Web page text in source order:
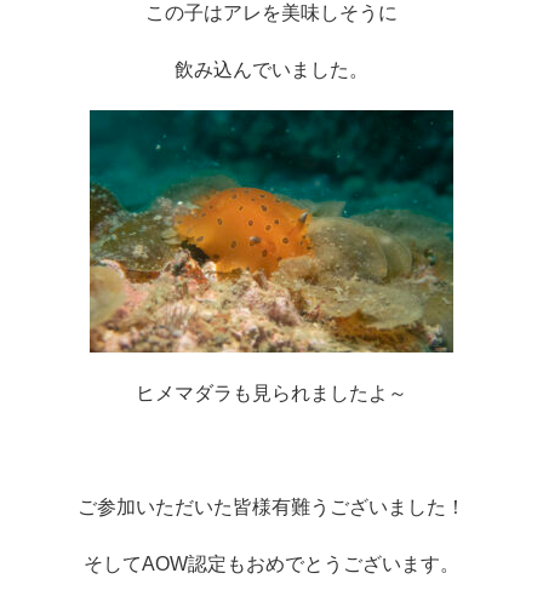
この子はアレを美味しそうに
飲み込んでいました。
ヒメマダラも見られましたよ～
ご参加いただいた皆様有難うございました！
そしてAOW認定もおめでとうございます。